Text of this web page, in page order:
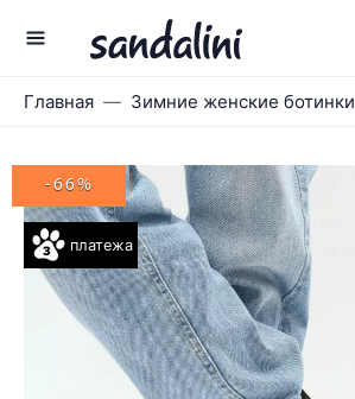
Главная Зимние женские ботинки
платежа
-66%